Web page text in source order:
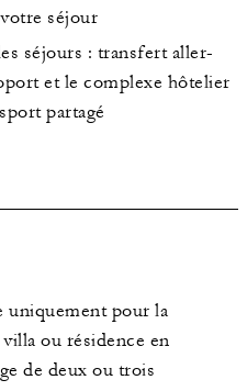
séjour
séjours : transfert aller-
et le complexe hôtelier
partagé
uniquement pour la
ou résidence en
de deux ou trois